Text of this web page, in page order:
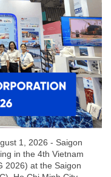
1, 2026 - Saigon
in the 4th Vietnam
2026) at the Saigon